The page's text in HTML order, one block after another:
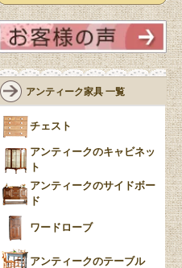
アンティーク家具 一覧
チェスト
アンティークのキャビネッ
ト
アンティークのサイドボー
ド
ワードローブ
アンティークのテーブル